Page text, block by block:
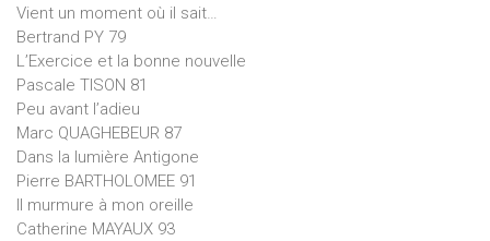
Vient un moment où il sait…
Bertrand PY 79
L’Exercice et la bonne nouvelle
Pascale TISON 81
Peu avant l’adieu
Marc QUAGHEBEUR 87
Dans la lumière Antigone
Pierre BARTHOLOMEE 91
Il murmure à mon oreille
Catherine MAYAUX 93